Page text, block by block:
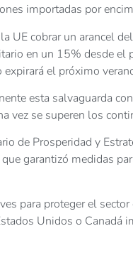
importadas por
UE cobrar un arancel
en un 15% desde el
el próximo
esta salvaguarda
vez se superen los
de Prosperidad y
garantizó medidas
para proteger el
Unidos o Canadá